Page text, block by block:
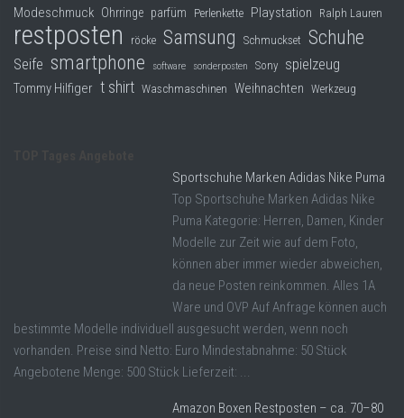
Modeschmuck Ohrringe parfüm Perlenkette Playstation Ralph Lauren
restposten röcke Samsung Schmuckset Schuhe
Seife smartphone software sonderposten Sony spielzeug
Tommy Hilfiger t shirt Waschmaschinen Weihnachten Werkzeug
Sportschuhe Marken Adidas Nike Puma
Top Sportschuhe Marken Adidas Nike
Puma Kategorie: Herren, Damen, Kinder
Modelle zur Zeit wie auf dem Foto,
können aber immer wieder abweichen,
da neue Posten reinkommen. Alles 1A
Ware und OVP Auf Anfrage können auch
bestimmte Modelle individuell ausgesucht werden, wenn noch
vorhanden. Preise sind Netto: Euro Mindestabnahme: 50 Stück
Angebotene Menge: 500 Stück Lieferzeit: ...
Amazon Boxen Restposten – ca. 70–80